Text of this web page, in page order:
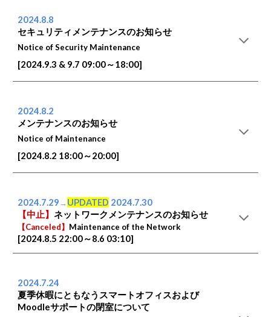
2024.8.8
セキュリティメンテナンスのお知らせ
Notice of Security Maintenance
[2024.9.3 & 9.7 09:00～18:00]
2024.8.2
メンテナンスのお知らせ
Notice of Maintenance
[2024.8.2 18:00～20:00]
2024.7.29→UPDATED 2024.7.30
【中止】ネットワークメンテナンスのお知らせ
【Canceled】 Maintenance of the Network
[2024.8.5 22:00～8.6 03:10]
2024.7.24
夏季休暇にともなうスマートオフィスおよび
Moodleサポートの閉室について